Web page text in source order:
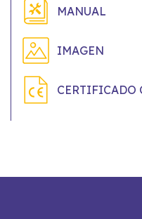
MANUAL
IMAGEN
CERTIFICADO